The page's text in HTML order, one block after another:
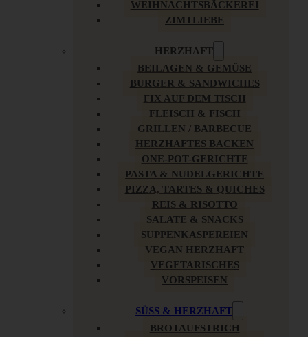
WEIHNACHTSBÄCKEREI
ZIMTLIEBE
HERZHAFT
BEILAGEN & GEMÜSE
BURGER & SANDWICHES
FIX AUF DEM TISCH
FLEISCH & FISCH
GRILLEN / BARBECUE
HERZHAFTES BACKEN
ONE-POT-GERICHTE
PASTA & NUDELGERICHTE
PIZZA, TARTES & QUICHES
REIS & RISOTTO
SALATE & SNACKS
SUPPENKASPEREIEN
VEGAN HERZHAFT
VEGETARISCHES
VORSPEISEN
SÜSS & HERZHAFT
BROTAUFSTRICH